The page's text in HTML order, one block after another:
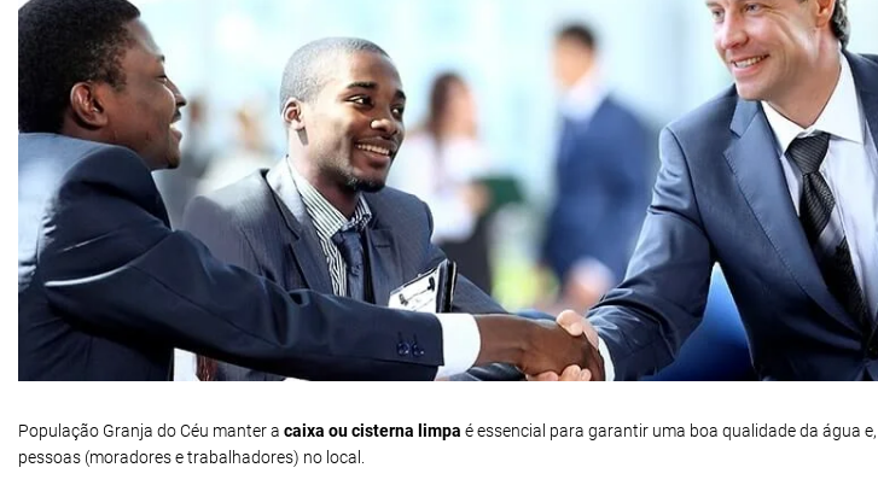
População Granja do Céu manter a caixa ou cisterna limpa é essencial para garantir uma boa qualidade da água
pessoas (moradores e trabalhadores) no local.